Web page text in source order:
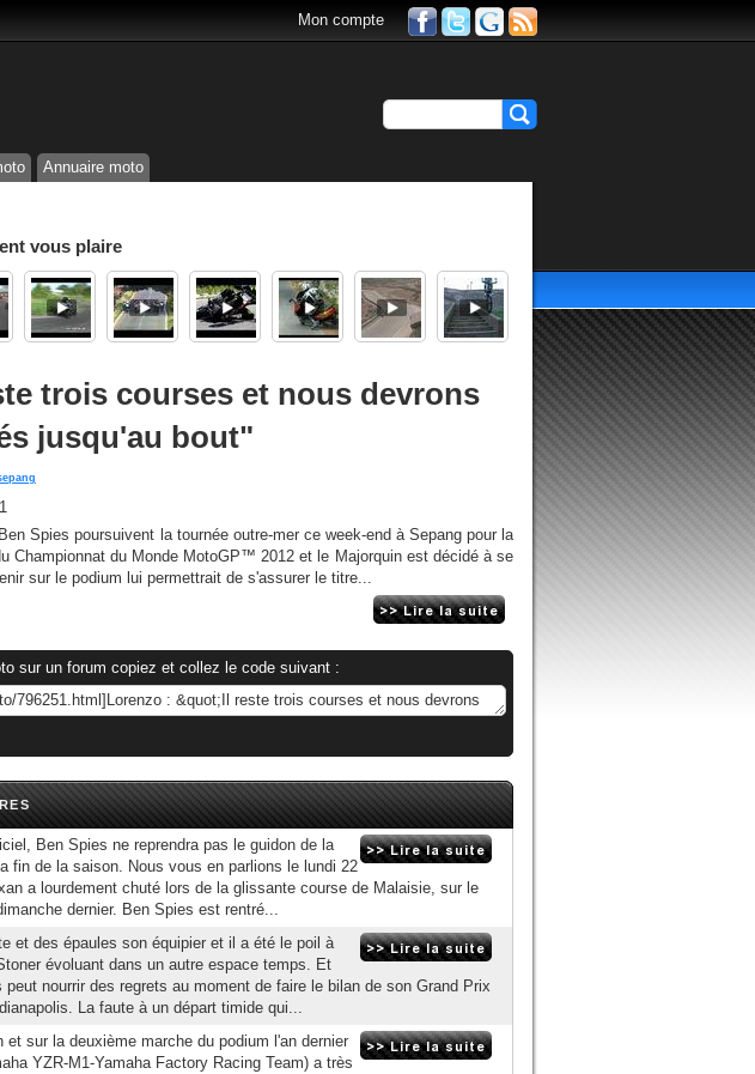
Mon compte
Annuaire moto
vous plaire
trois courses et nous devrons
jusqu'au bout"
Spies poursuivent la tournée outre-mer ce week-end à Sepang pour la
Championnat du Monde MotoGP™ 2012 et le Majorquin est décidé à se
sur le podium lui permettrait de s'assurer le titre...
sur un forum copiez et collez le code suivant :
Ben Spies ne reprendra pas le guidon de la
fin de la saison. Nous vous en parlions le lundi 22
a lourdement chuté lors de la glissante course de Malaisie, sur le
dernier. Ben Spies est rentré...
et des épaules son équipier et il a été le poil à
évoluant dans un autre espace temps. Et
nourrir des regrets au moment de faire le bilan de son Grand Prix
La faute à un départ timide qui...
sur la deuxième marche du podium l'an dernier
YZR-M1-Yamaha Factory Racing Team) a très